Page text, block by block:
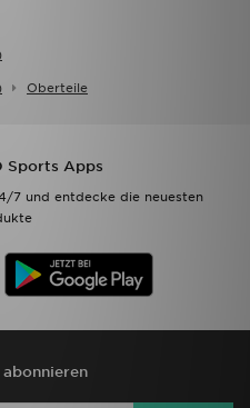
Oberteile
Sports Apps
7 und entdecke die neuesten